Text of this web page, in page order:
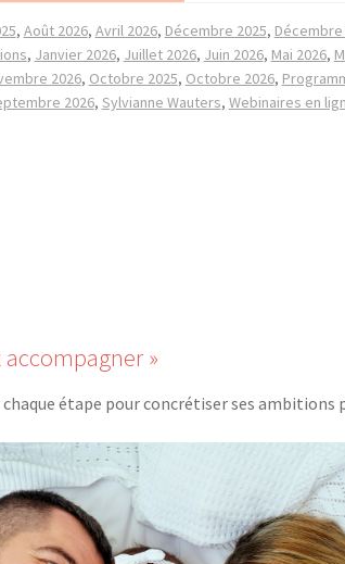
, Août 2026, Avril 2026, Décembre 2025, Décembre
, Janvier 2026, Juillet 2026, Juin 2026, Mai 2026,
2026, Octobre 2025, Octobre 2026,
2026, Sylvianne Wauters, Webinaires en
»
étape pour concrétiser ses ambitions